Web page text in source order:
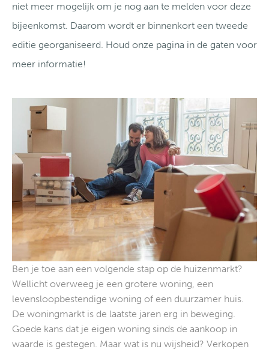
niet meer mogelijk om je nog aan te melden voor deze
bijeenkomst. Daarom wordt er binnenkort een tweede
editie georganiseerd. Houd onze pagina in de gaten voor
meer informatie!
Ben je toe aan een volgende stap op de huizenmarkt?
Wellicht overweeg je een grotere woning, een
levensloopbestendige woning of een duurzamer huis.
De woningmarkt is de laatste jaren erg in beweging.
Goede kans dat je eigen woning sinds de aankoop in
waarde is gestegen. Maar wat is nu wijsheid? Verkopen